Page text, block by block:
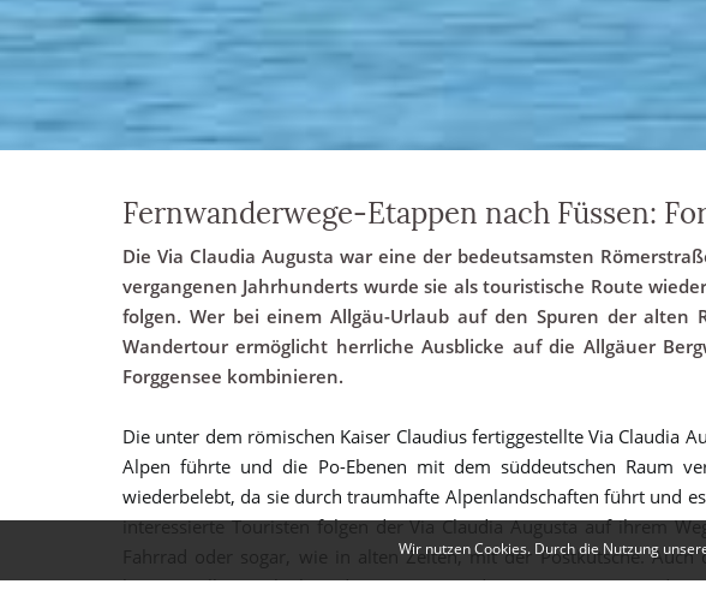
Fernwanderwege-Etappen nach Füssen:
Die Via Claudia Augusta war eine der bedeutsamsten
vergangenen Jahrhunderts wurde sie als touristische Route
folgen. Wer bei einem Allgäu-Urlaub auf den Spuren der alten
Wandertour ermöglicht herrliche Ausblicke auf die Allgäuer
Forggensee kombinieren.
Die unter dem römischen Kaiser Claudius fertiggestellte Via Claudia
Alpen führte und die Po-Ebenen mit dem süddeutschen Raum
wiederbelebt, da sie durch traumhafte Alpenlandschaften führt und
interessierte Touristen folgen der Via Claudia Augusta auf ihrem
Fahrrad oder sogar, wie in alten Zeiten, mit der Postkutsche.
Wir nutzen Cookies. Durch die Nutzung